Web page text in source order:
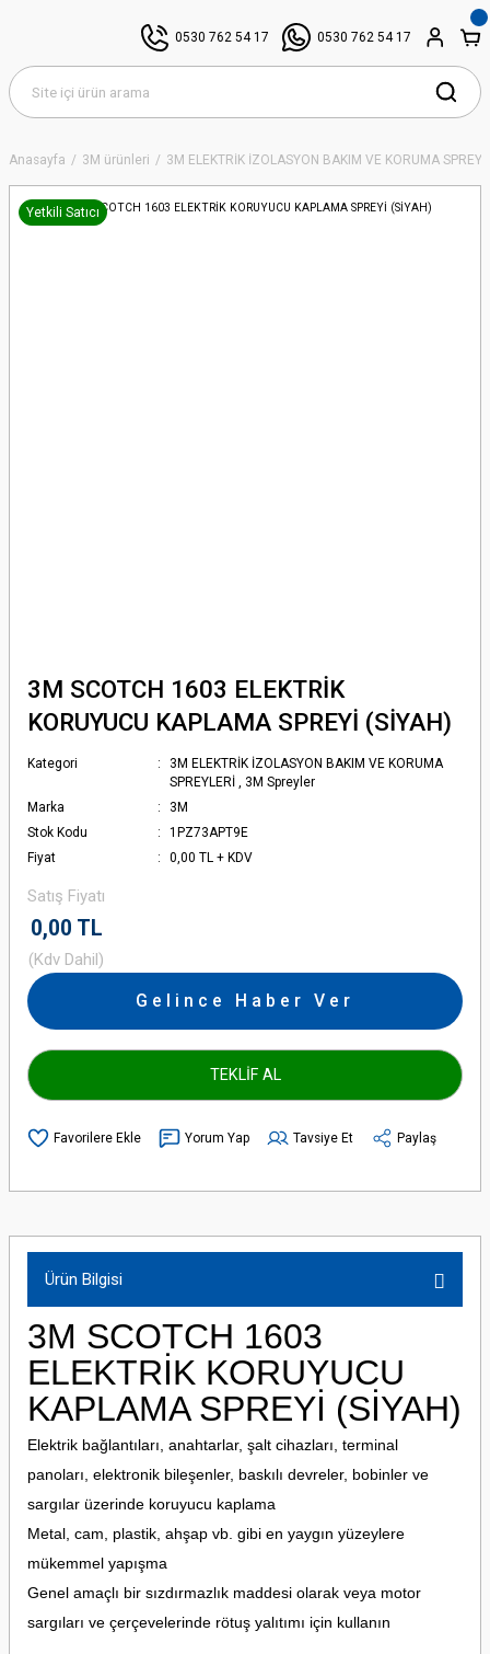
0530 762 54 17 0530 762 54 17
Anasayfa 3M ürünleri 3M ELEKTRİK İZOLASYON BAKIM VE KORUMA
Yetkili Satıcı
3M SCOTCH 1603 ELEKTRİK
KORUYUCU KAPLAMA SPREYİ (SİYAH)
Kategori
3M ELEKTRİK İZOLASYON BAKIM VE KORUMA
SPREYLERİ , 3M Spreyler
Marka
3M
Stok Kodu
1PZ73APT9E
Fiyat
0,00 TL + KDV
Satış Fiyatı
0,00 TL
(Kdv Dahil)
Gelince Haber Ver
TEKLİF AL
Yorum Yap Tavsiye Et Paylaş
Ürün Bilgisi
3M SCOTCH 1603
ELEKTRİK KORUYUCU
KAPLAMA SPREYİ (SİYAH)
Elektrik bağlantıları, anahtarlar, şalt cihazları, terminal
panoları, elektronik bileşenler, baskılı devreler, bobinler ve
sargılar üzerinde koruyucu kaplama
Metal, cam, plastik, ahşap vb. gibi en yaygın yüzeylere
mükemmel yapışma
Genel amaçlı bir sızdırmazlık maddesi olarak veya motor
sargıları ve çerçevelerinde rötuş yalıtımı için kullanın